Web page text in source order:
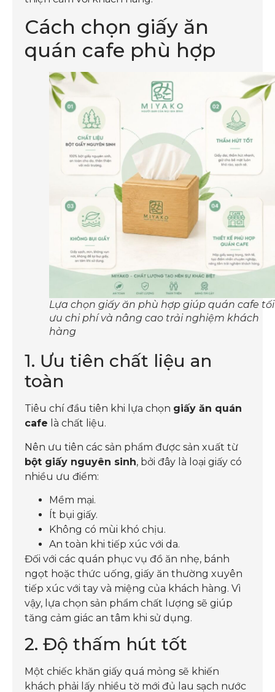
Cách chọn giấy ăn
quán cafe phù hợp
Lựa chọn giấy ăn phù hợp giúp quán cafe tối
ưu chi phí và nâng cao trải nghiệm khách
hàng
1. Ưu tiên chất liệu an
toàn
Tiêu chí đầu tiên khi lựa chọn giấy ăn quán
cafe là chất liệu.
Nên ưu tiên các sản phẩm được sản xuất từ
bột giấy nguyên sinh, bởi đây là loại giấy có
nhiều ưu điểm:
Mềm mại.
Ít bụi giấy.
Không có mùi khó chịu.
An toàn khi tiếp xúc với da.
Đối với các quán phục vụ đồ ăn nhẹ, bánh
ngọt hoặc thức uống, giấy ăn thường xuyên
tiếp xúc với tay và miệng của khách hàng. Vì
vậy, lựa chọn sản phẩm chất lượng sẽ giúp
tăng cảm giác an tâm khi sử dụng.
2. Độ thấm hút tốt
Một chiếc khăn giấy quá mỏng sẽ khiến
khách phải lấy nhiều tờ mới đủ lau sạch nước